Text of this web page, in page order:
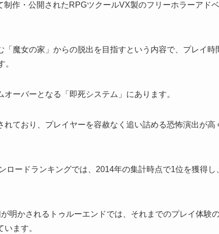
作・公開されたRPGツクールVX製のフリーホラーアド
魔女の家」からの脱出を目指すという内容で、プレイ時
。
ーバーとなる「即死システム」にあります。
ており、プレイヤーを容赦なく追い詰める恐怖演出が高
ードランキングでは、2014年の集計時点で1位を獲得し
明かされるトゥルーエンドでは、それまでのプレイ体験
ます。